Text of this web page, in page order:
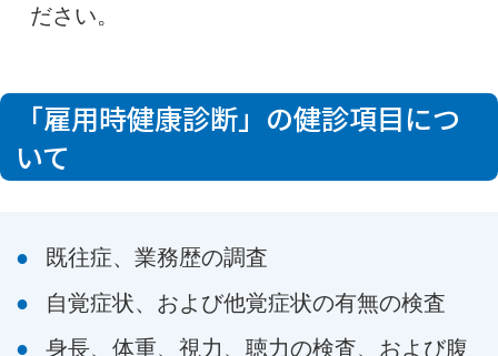
ださい。
「雇用時健康診断」の健診項目につ
いて
既往症、業務歴の調査
自覚症状、および他覚症状の有無の検査
身長、体重、視力、聴力の検査、および腹